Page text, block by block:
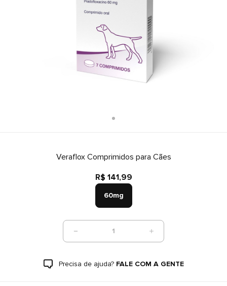
Veraflox Comprimidos para Cães
R$ 141,99
60mg
1
Precisa de ajuda? FALE COM A GENTE